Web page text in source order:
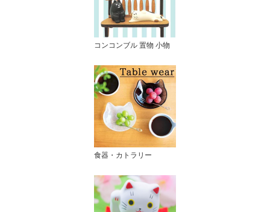
コンコンブル 置物 小物
食器・カトラリー